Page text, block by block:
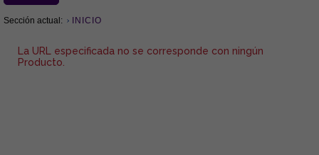
Sección actual: INICIO
La URL especificada no se corresponde con ningún
Producto.